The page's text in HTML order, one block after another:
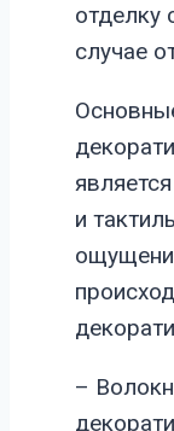
отделку
случае
и
–